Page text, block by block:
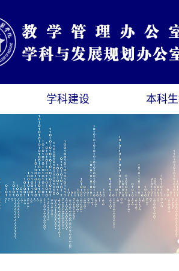
学科建设 本科